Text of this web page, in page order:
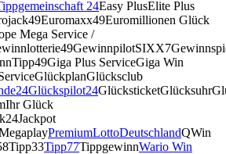
24Easy PlusElite Plus
Euromaxx49Euromillionen Glück
Mega Service /
GewinnpilotSIXX7
Giga Plus ServiceGiga Win
GlückplanGlücksclub
Glückspilot24GlücksticketGlücksuhr
Ihr Glück
Jackpot
PremiumLottoDeutschlandQWin
Tipp33Tipp77TippgewinnWario Win